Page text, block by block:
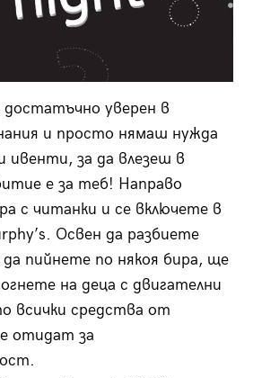
уверен в
и просто нямаш нужда
ивенти, за да влезеш в
е за теб! Направо
с читанки и се включете в
Освен да разбиете
пийнете по някоя бира, ще
на деца с двигателни
всички средства от
отидат за